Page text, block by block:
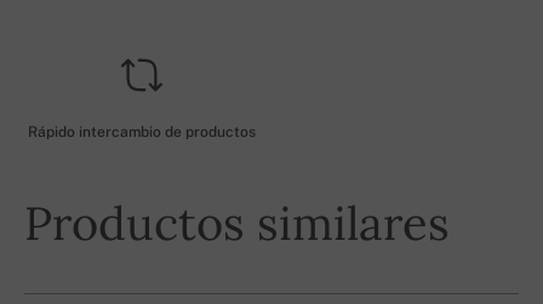
Rápido intercambio de productos
Productos similares